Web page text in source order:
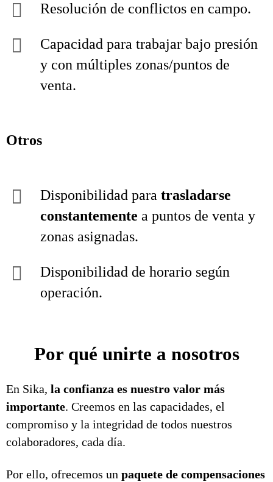
Resolución de conflictos en campo.
Capacidad para trabajar bajo presión
y con múltiples zonas/puntos de
venta.
Otros
Disponibilidad para trasladarse
constantemente a puntos de venta y
zonas asignadas.
Disponibilidad de horario según
operación.
Por qué unirte a nosotros
En Sika, la confianza es nuestro valor más
importante. Creemos en las capacidades, el
compromiso y la integridad de todos nuestros
colaboradores, cada día.
Por ello, ofrecemos un paquete de compensaciones